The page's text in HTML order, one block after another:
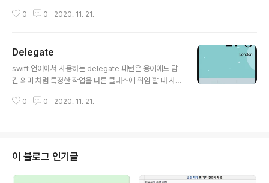
는 interface가 좀더 와닿는 느낌이며 실제로도 비슷한 역
하는지를 설명하기 보다는 어떻게 쓰는지를 중점적으로 설
명하고자 한다. protocol은 delegate 패턴을 쓸 때 사용
하는 타입이다. delegate 패턴을 사용하는 예제 코드를
Support { func performCPR() } class Emergency
0 0 2020. 11. 21.
Delegate
swift 언어에서 사용하는 delegate 패턴은 용어에도 담
긴 의미 처럼 특정한 작업을 다른 클래스에 위임 할 때 사용
들은 어렵게 느낄 수 있으나 다른 언어를 먼저 경험해본 사
텍스트를 받을 수 있도록 UITextField를 만들어뒀다. 시
뮬레이터에서 유저가 이 영역을 클릭하면 자동으로 키보드
가 올라오게 되는데 UITextField만 추가하고 아무런 추가
0 0 2020. 11. 21.
이 블로그 인기글